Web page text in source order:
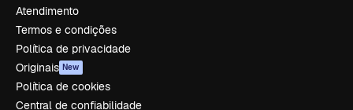
Atendimento
Termos e condições
Política de privacidade
Originais New
Política de cookies
Central de confiabilidade